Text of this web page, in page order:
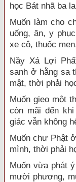
học Bát nhã ba
Muốn làm cho
uống, ăn, y
xe cộ, thuốc
Nầy Xá Lợi
sanh ở hằng sa
mật, thời phải
Muốn gieo một
còn mãi đến
giác vẫn không
Muốn chư Phật
mình, thời phải
Muốn vừa phát
mười phương,